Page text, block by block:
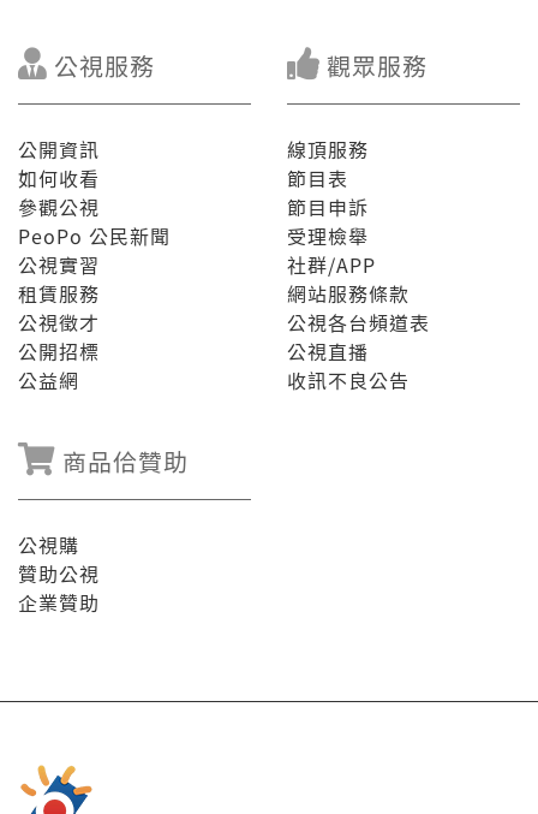
公視服務
公開資訊
如何收看
參觀公視
PeoPo 公民新聞
公視實習
租賃服務
公視徵才
公開招標
公益網
觀眾服務
線頂服務
節目表
節目申訴
受理檢舉
社群/APP
網站服務條款
公視各台頻道表
公視直播
收訊不良公告
商品佮贊助
公視購
贊助公視
企業贊助